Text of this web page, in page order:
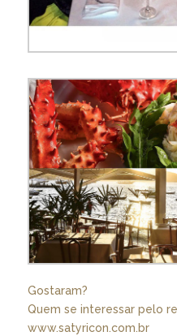
Gostaram?
Quem se interessar pelo
www.satyricon.com.br